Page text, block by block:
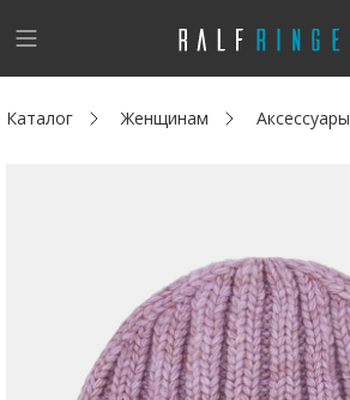
!
Новинки
Возникли вопросы? - club@ralf.ru
Каталог Женщинам Аксессуары